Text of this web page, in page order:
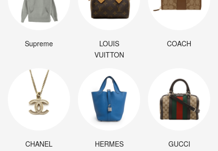
Supreme
LOUIS
VUITTON
COACH
CHANEL HERMES GUCCI